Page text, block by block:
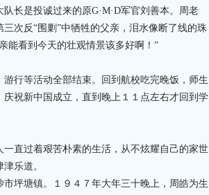
长是投诚过来的原G·M·D军官刘善本。周老
次反“围剿”中牺牲的父亲，泪水像断了线的珠
能看到今天的壮观情景该多好啊！”
行等活动全部结束。回到航校吃完晚饭，师生
祝新中国成立，直到晚上１１点左右才回到学
直过着艰苦朴素的生活，从不炫耀自己的家世
乐道。
坪塘镇。１９４７年大年三十晚上，周皓为生